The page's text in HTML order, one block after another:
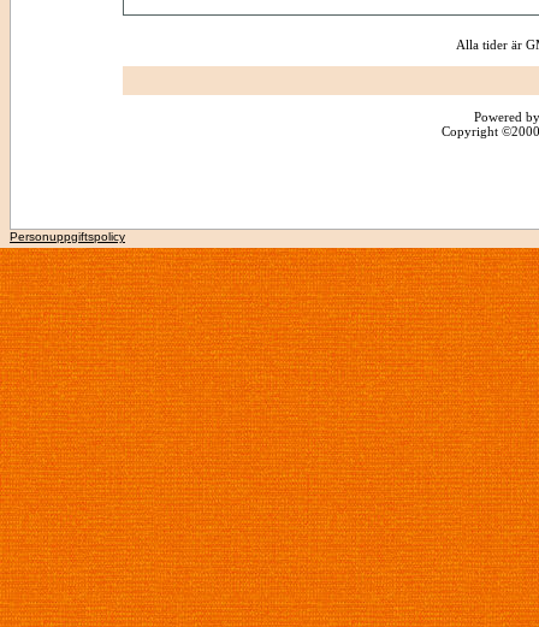
Alla tider är
Powered
Copyright
Personuppgiftspolicy